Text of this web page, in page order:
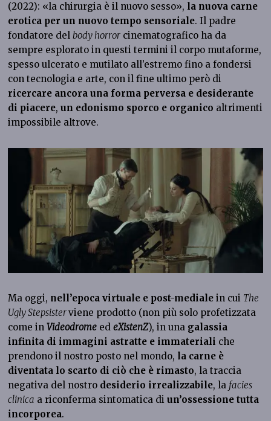
(2022): «la chirurgia è il nuovo sesso», la nuova carne
erotica per un nuovo tempo sensoriale. Il padre
fondatore delbody horror cinematografico ha da
sempre esplorato in questi termini il corpo mutaforme,
spesso ulcerato e mutilato all’estremo fino a fondersi
con tecnologia e arte, con il fine ultimo però di
ricercare ancora una forma perversa e desiderante
di piacere,un edonismo sporco e organico altrimenti
impossibile altrove.
Ma oggi, nell’epoca virtuale e post-mediale in cui The
Ugly Stepsisterviene prodotto (non più solo profetizzata
come inVideodrome edeXistenZ), in una galassia
infinita di immagini astratte e immateriali che
prendono il nostro posto nel mondo, la carne è
diventata lo scarto di ciò che è rimasto, la traccia
negativa del nostro desiderio irrealizzabile, la facies
clinica a riconferma sintomatica diun’ossessione tutta
incorporea.